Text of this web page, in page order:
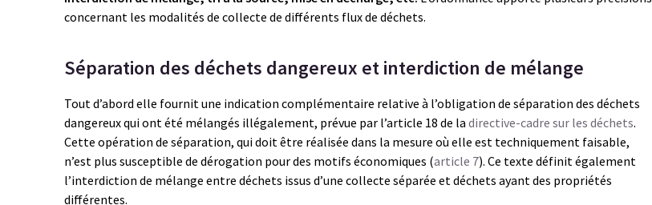
concernant les modalités de collecte de différents flux de déchets.
Séparation des déchets dangereux et interdiction de mélange
Tout d’abord elle fournit une indication complémentaire relative à l’obligation de séparation des déchets
dangereux qui ont été mélangés illégalement, prévue par l’article 18 de la directive-cadre sur les déchets.
Cette opération de séparation, qui doit être réalisée dans la mesure où elle est techniquement faisable,
n’est plus susceptible de dérogation pour des motifs économiques (article 7). Ce texte définit également
l’interdiction de mélange entre déchets issus d’une collecte séparée et déchets ayant des propriétés
différentes.